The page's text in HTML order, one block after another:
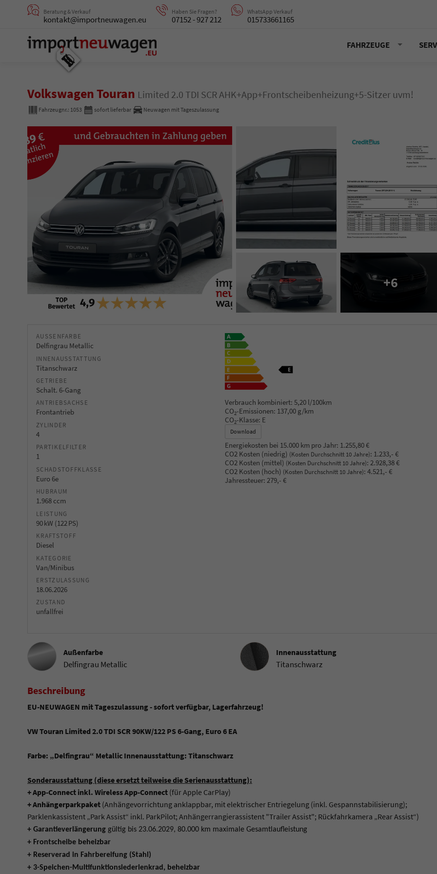
Beratung & Verkauf
kontakt@importneuwagen.eu
Haben Sie Fragen?
07152 - 927 212
WhatsApp Verkauf
015733661165
FAHRZEUGE
Volkswagen Touran Limited 2.0 TDI SCR AHK+App+Frontscheibenheizung+5-Sitzer uvm!
Fahrzeugnr.: 1053 sofort lieferbar Neuwagen mit Tageszulassung
+6
AUSSENFARBE
Delfingrau Metallic
INNENAUSSTATTUNG
Titanschwarz
GETRIEBE
Schalt. 6-Gang
ANTRIEBSACHSE
Frontantrieb
ZYLINDER
4
PARTIKELFILTER
1
SCHADSTOFFKLASSE
Euro 6e
HUBRAUM
1.968 ccm
LEISTUNG
90 kW (122 PS)
KRAFTSTOFF
Diesel
KATEGORIE
Van/Minibus
ERSTZULASSUNG
18.06.2026
ZUSTAND
unfallfrei
Verbrauch kombiniert: 5,20 l/100km
CO2-Emissionen: 137,00 g/km
CO2-Klasse: E
Download
Energiekosten bei 15.000 km pro Jahr: 1.255,80 €
CO2 Kosten (niedrig) (Kosten Durchschnitt 10 Jahre): 1.233,- €
CO2 Kosten (mittel) (Kosten Durchschnitt 10 Jahre): 2.928,38 €
CO2 Kosten (hoch) (Kosten Durchschnitt 10 Jahre): 4.521,- €
Jahressteuer: 279,- €
Außenfarbe
Delfingrau Metallic
InnenausstattungInnenausstattung
Titanschwarz
Beschreibung
EU-NEUWAGEN mit Tageszulassung - sofort verfügbar, Lagerfahrzeug!
VW Touran Limited 2.0 TDI SCR 90KW/122 PS 6-Gang, Euro 6 EA
Farbe: „Delfingrau“ Metallic Innenausstattung: Titanschwarz
Sonderausstattung (diese ersetzt teilweise die Serienausstattung):
+ App-Connect inkl. Wireless App-Connect (für Apple CarPlay)
+ Anhängerparkpaket (Anhängevorrichtung anklappbar, mit elektrischer Entriegelung (inkl. Gespannstabilisierung);
Parklenkassistent „Park Assist“ inkl. ParkPilot; Anhängerrangierassistent "Trailer Assist"; Rückfahrkamera „Rear Assist“)
+ Garantieverlängerung gültig bis 23.06.2029, 80.000 km maximale Gesamtlaufleistung
+ Frontscheibe beheizbar
+ Reserverad in Fahrbereifung (Stahl)
+ 3-Speichen-Multifunktionslederlenkrad, beheizbar